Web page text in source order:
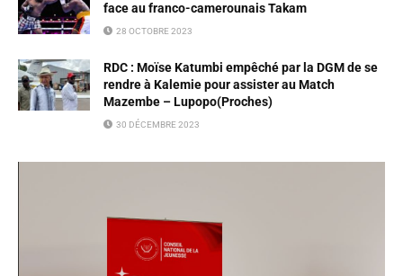
face au franco-camerounais Takam
28 OCTOBRE 2023
RDC : Moïse Katumbi empêché par la DGM de se
rendre à Kalemie pour assister au Match
Mazembe – Lupopo(Proches)
30 DÉCEMBRE 2023